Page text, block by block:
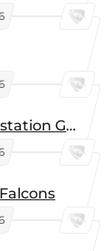
Spacestation Gaming